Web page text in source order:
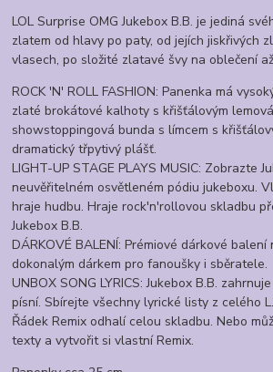
LOL Surprise OMG Jukebox B.B. je jediná
zlatem od hlavy po paty, od jejích jiskřivých
vlasech, po složité zlatavé švy na oblečení
ROCK 'N' ROLL FASHION: Panenka má
zlaté brokátové kalhoty s křišťálovým
showstoppingová bunda s límcem s
dramatický třpytivý plášť.
LIGHT-UP STAGE PLAYS MUSIC: Zobrazte
neuvěřitelném osvětleném pódiu jukeboxu.
hraje hudbu. Hraje rock'n'rollovou skladbu
Jukebox B.B.
DÁRKOVÉ BALENÍ: Prémiové dárkové balení
dokonalým dárkem pro fanoušky i sběratele.
UNBOX SONG LYRICS: Jukebox B.B.
písní. Sbírejte všechny lyrické listy z celého
Řádek Remix odhalí celou skladbu. Nebo
texty a vytvořit si vlastní Remix.